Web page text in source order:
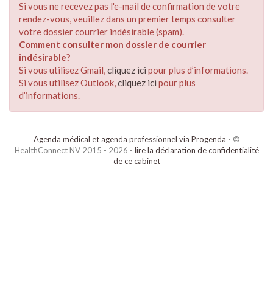
Si vous ne recevez pas l'e-mail de confirmation de votre
rendez-vous, veuillez dans un premier temps consulter
votre dossier courrier indésirable (spam).
Comment consulter mon dossier de courrier
indésirable?
Si vous utilisez Gmail,cliquez ici pour plus d’informations.
Si vous utilisez Outlook,cliquez ici pour plus
d’informations.
Agenda médical et agenda professionnel via Progenda - ©
HealthConnect NV 2015 - 2026 - lire la déclaration de confidentialité
de ce cabinet